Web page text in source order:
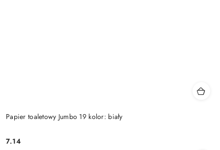
Papier toaletowy Jumbo 19 kolor: biały
Cena:
7.14